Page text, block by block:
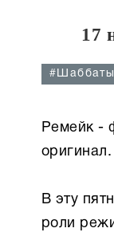
17
#Шаббаты
Ремейк -
оригинал.
В эту
роли